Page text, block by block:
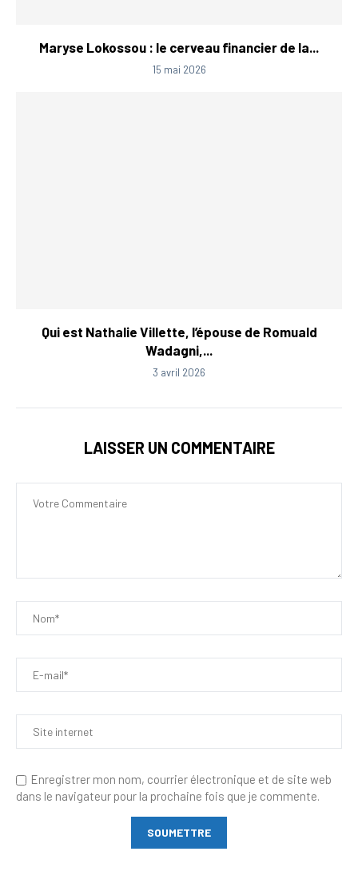
Maryse Lokossou : le cerveau financier de la...
15 mai 2026
Qui est Nathalie Villette, l’épouse de Romuald
Wadagni,...
3 avril 2026
LAISSER UN COMMENTAIRE
Enregistrer mon nom, courrier électronique et de site web
dans le navigateur pour la prochaine fois que je commente.